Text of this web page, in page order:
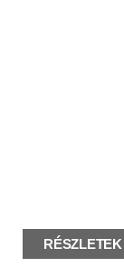
RÉSZLETEK